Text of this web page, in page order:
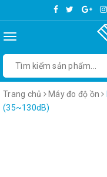
Toggle
Trang chủ Máy đo độ ồn
(35~130dB)